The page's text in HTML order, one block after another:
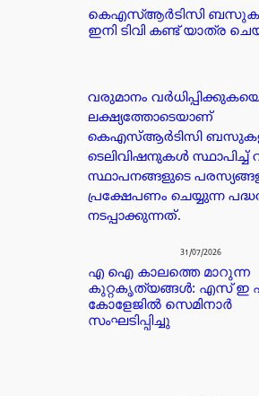
കെഎസ്ആർടിസി
ഇനി ടിവി കണ്ട് യാത്ര
വരുമാനം
ലക്ഷ്യത്തോടെയാണ്
കെഎസ്ആർടിസി
ടെലിവിഷനുകൾ സ്ഥാപിച്ച്
സ്ഥാപനങ്ങളുടെ
പ്രക്ഷേപണം ചെയ്യുന്ന
നടപ്പാക്കുന്നത്.
31/07/2026
എ ഐ കാലത്തെ മാറുന്ന
കുറ്റകൃത്യങ്ങൾ: എസ് ഇ
കോളേജിൽ സെമിനാർ
സംഘടിപ്പിച്ചു